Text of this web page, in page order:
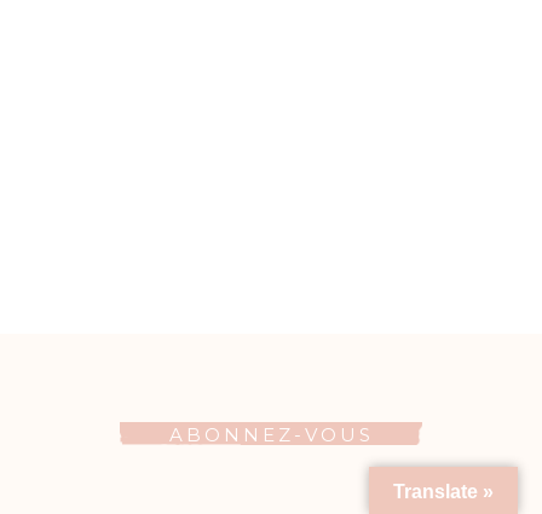
ABONNEZ-VOUS
Translate »